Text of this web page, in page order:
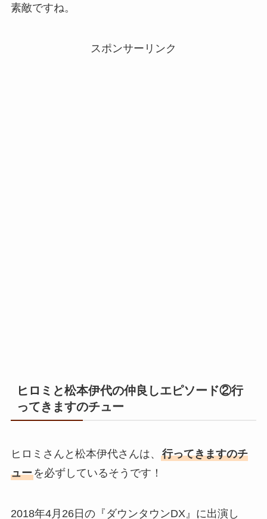
素敵ですね。
スポンサーリンク
ヒロミと松本伊代の仲良しエピソード②行
ってきますのチュー
ヒロミさんと松本伊代さんは、 行ってきますのチ
ューを必ずしているそうです！
2018年4月26日の『ダウンタウンDX』に出演し